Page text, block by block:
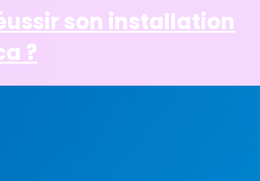
son installation
?